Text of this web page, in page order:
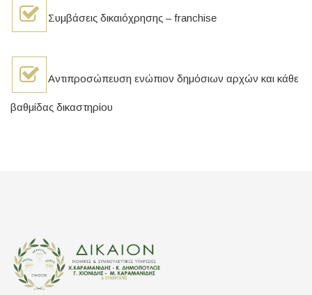
Συμβάσεις δικαιόχρησης – franchise
Αντιπροσώπευση ενώπιον δημόσιων αρχών και κάθε
βαθμίδας δικαστηρίου